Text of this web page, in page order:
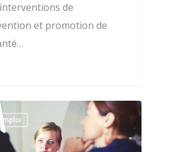
de
et promotion de